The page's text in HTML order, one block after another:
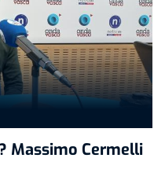
Massimo Cermelli